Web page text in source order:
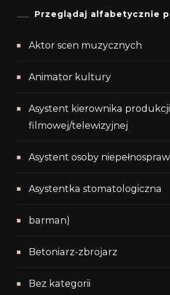
Przeglądaj alfabetycznie
Aktor scen muzycznych
Animator kultury
Asystent kierownika produkcji
filmowej/telewizyjnej
Asystent osoby
Asystentka stomatologiczna
barman)
Betoniarz-zbrojarz
Bez kategorii